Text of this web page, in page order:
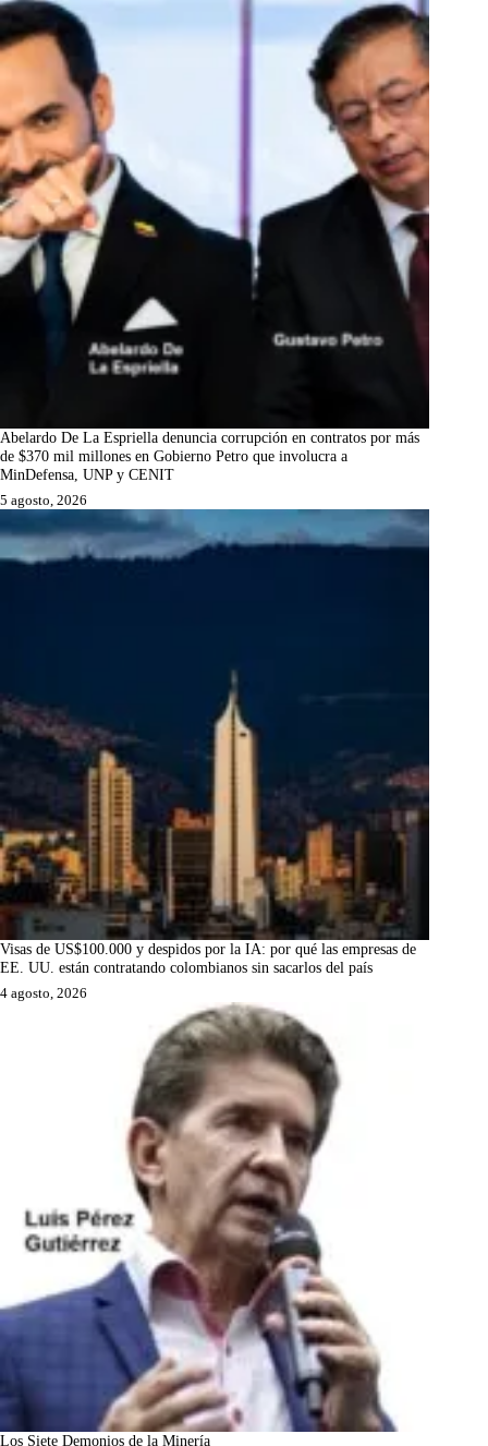
Abelardo De La Espriella denuncia corrupción en contratos por más
de $370 mil millones en Gobierno Petro que involucra a
MinDefensa, UNP y CENIT
5 agosto, 2026
Visas de US$100.000 y despidos por la IA: por qué las empresas de
EE. UU. están contratando colombianos sin sacarlos del país
4 agosto, 2026
Los Siete Demonios de la Minería